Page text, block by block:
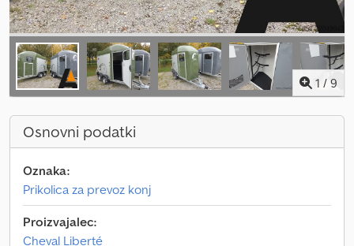
1 / 9
Osnovni podatki
Oznaka:
Prikolica za prevoz konj
Proizvajalec:
Cheval Liberté